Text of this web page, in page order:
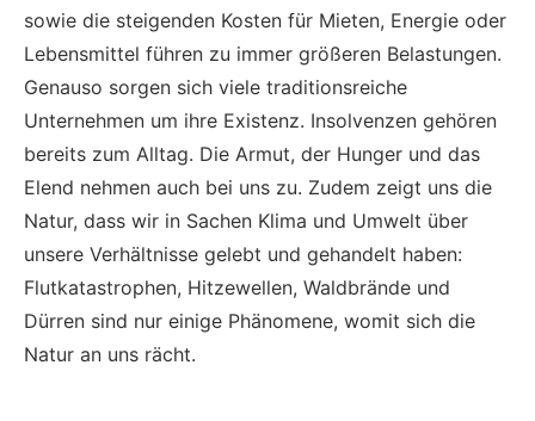
sowie die steigenden Kosten für Mieten, Energie oder
Lebensmittel führen zu immer größeren Belastungen.
Genauso sorgen sich viele traditionsreiche
Unternehmen um ihre Existenz. Insolvenzen gehören
bereits zum Alltag. Die Armut, der Hunger und das
Elend nehmen auch bei uns zu. Zudem zeigt uns die
Natur, dass wir in Sachen Klima und Umwelt über
unsere Verhältnisse gelebt und gehandelt haben:
Flutkatastrophen, Hitzewellen, Waldbrände und
Dürren sind nur einige Phänomene, womit sich die
Natur an uns rächt.